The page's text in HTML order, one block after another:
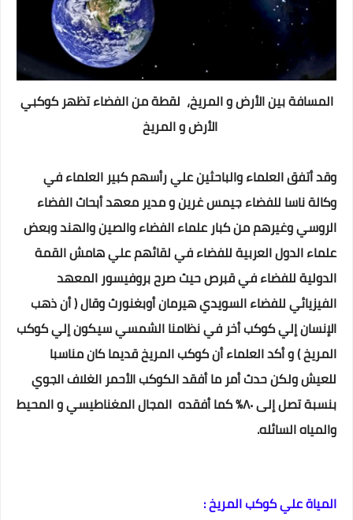
المسافة بين الأرض و المريخ، لقطة من الفضاء تظهر كوكبي
الأرض و المريخ
وقد أتفق العلماء والباحثين علي رأسهم كبير العلماء في
وكالة ناسا للفضاء جيمس غرين و مدير معهد أبحاث الفضاء
الروسي وغيرهم من كبار علماء الفضاء والصين والهند وبعض
علماء الدول العربية للفضاء في لقائهم علي هامش القمة
الدولية للفضاء في قبرص حيث صرح بروفيسور المعهد
الفيزيائي للفضاء السويدي هيرمان أوبغنورث وقال ( أن ذهب
الإنسان إلي كوكب أخر في نظامنا الشمسي سيكون إلي كوكب
المريخ ) و أكد العلماء أن كوكب المريخ قديما كان مناسبا
للعيش ولكن حدث أمر ما أفقد الكوكب الأحمر الغلاف الجوي
بنسبة تصل إلى ٨٠% كما أفقده المجال المغناطيسي و المحيط
والمياه السائله.
المياة علي كوكب المريخ: